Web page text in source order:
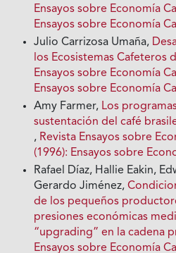
Ensayos sobre Economía
Ensayos sobre Economía
Julio Carrizosa Umaña,
los Ecosistemas Cafeteros
Ensayos sobre Economía
Ensayos sobre Economía
Amy Farmer, Los
sustentación del café
, Revista Ensayos sobre
(1996): Ensayos sobre
Rafael Díaz, Hallie Eakin,
Gerardo Jiménez,
de los pequeños
presiones económicas
“upgrading” en la cadena
Ensayos sobre Economía